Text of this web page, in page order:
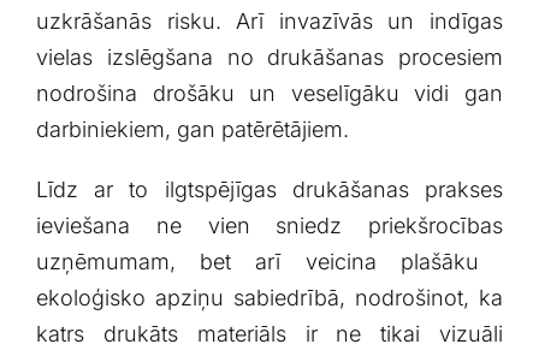
uzkrāšanās risku. ​Arī invazīvās un indīgas⁣
vielas​ izslēgšana no drukāšanas procesiem
nodrošina drošāku un⁤ veselīgāku vidi gan
darbiniekiem, gan patērētājiem.
Līdz ar to ilgtspējīgas drukāšanas prakses
ieviešana ne vien sniedz priekšrocības
uzņēmumam, bet arī veicina ​plašāku ​
ekoloģisko apziņu sabiedrībā, nodrošinot, ⁣ka
katrs ​drukāts materiāls ir ne⁤ tikai vizuāli